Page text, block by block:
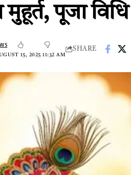
मुहूर्त, पूजा
15, 2025 11:32 AM
SHARE